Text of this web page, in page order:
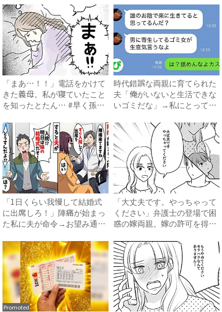
「まあ…！！」電話をかけて
きた義母。私が寝ていたこと
を知ったとたん… #早く孫
時代錯誤な両親に育てられた
夫「俺がいないと生活できな
いゴミだな」→私にとっての
「1日くらい我慢して結婚式
に出席しろ！」陣痛が始まっ
た私に夫が命令→お望み通り
「大丈夫です。やっちゃって
ください」弁護士の登場で困
惑の嫁両親。嫁の許可を得た
Promoted